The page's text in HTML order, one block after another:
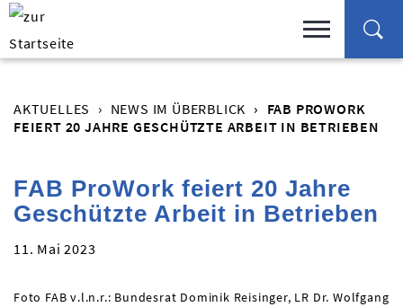
AKTUELLES NEWS IM ÜBERBLICK
FAB PROWORK
FEIERT 20 JAHRE GESCHÜTZTE ARBEIT IN BETRIEBEN
FAB ProWork feiert 20 Jahre
Geschützte Arbeit in Betrieben
11. Mai 2023
Foto FAB v.l.n.r.: Bundesrat Dominik Reisinger, LR Dr. Wolfgang